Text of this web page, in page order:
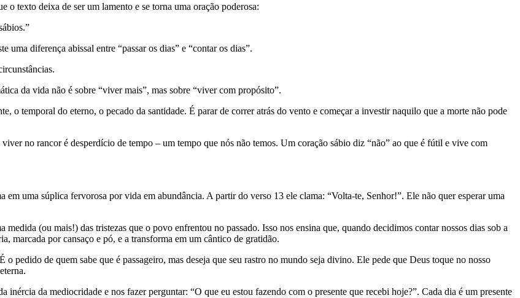
texto deixa de ser um lamento e se torna uma oração poderosa:
diferença abissal entre “passar os dias” e “contar os dias”.
da vida não é sobre “viver mais”, mas sobre “viver com propósito”.
o temporal do eterno, o pecado da santidade. É parar de correr atrás do vento e começar a investir naquilo que a morte não pode
no rancor é desperdício de tempo – um tempo que nós não temos. Um coração sábio diz “não” ao que é fútil e vive com
uma súplica fervorosa por vida em abundância. A partir do verso 13 ele clama: “Volta-te, Senhor!”. Ele não quer esperar uma
(ou mais!) das tristezas que o povo enfrentou no passado. Isso nos ensina que, quando decidimos contar nossos dias sob a
marcada por cansaço e pó, e a transforma em um cântico de gratidão.
pedido de quem sabe que é passageiro, mas deseja que seu rastro no mundo seja divino. Ele pede que Deus toque no nosso
inércia da mediocridade e nos fazer perguntar: “O que eu estou fazendo com o presente que recebi hoje?”. Cada dia é um presente